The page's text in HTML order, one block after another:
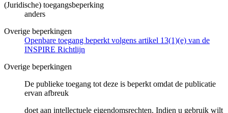
(Juridische) toegangsbeperking
anders
Overige beperkingen
Openbare toegang beperkt volgens artikel 13(1)(e) van de
INSPIRE Richtlijn
Overige beperkingen
De publieke toegang tot deze is beperkt omdat de publicatie
ervan afbreuk
doet aan intellectuele eigendomsrechten. Indien u gebruik wilt